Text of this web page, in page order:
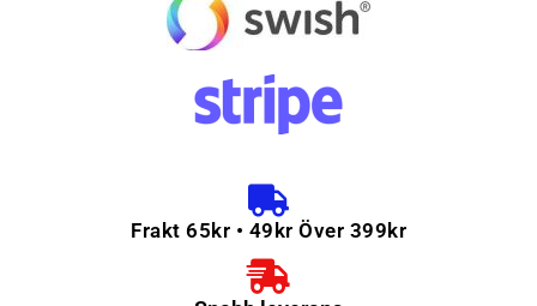
Frakt 65kr • 49kr Över 399kr